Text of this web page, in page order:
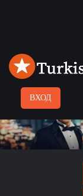
ВХОД